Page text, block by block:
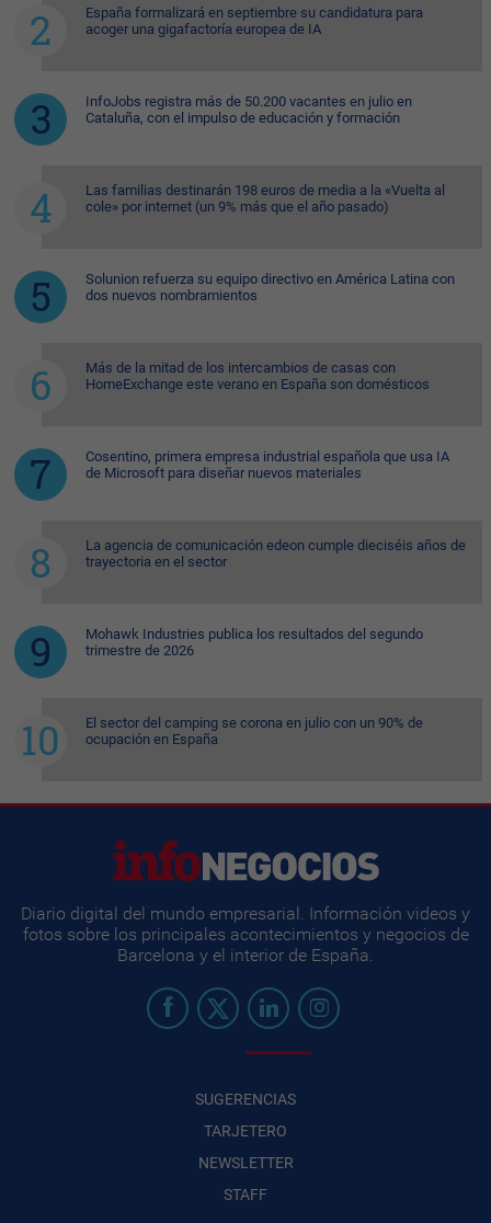
España formalizará en septiembre su candidatura para
acoger una gigafactoría europea de IA
InfoJobs registra más de 50.200 vacantes en julio en
Cataluña, con el impulso de educación y formación
Las familias destinarán 198 euros de media a la «Vuelta al
cole» por internet (un 9% más que el año pasado)
Solunion refuerza su equipo directivo en América Latina con
dos nuevos nombramientos
Más de la mitad de los intercambios de casas con
HomeExchange este verano en España son domésticos
Cosentino, primera empresa industrial española que usa IA
de Microsoft para diseñar nuevos materiales
La agencia de comunicación edeon cumple dieciséis años de
trayectoria en el sector
Mohawk Industries publica los resultados del segundo
trimestre de 2026
El sector del camping se corona en julio con un 90% de
ocupación en España
Diario digital del mundo empresarial. Información videos y
fotos sobre los principales acontecimientos y negocios de
Barcelona y el interior de España.
SUGERENCIAS
TARJETERO
NEWSLETTER
STAFF